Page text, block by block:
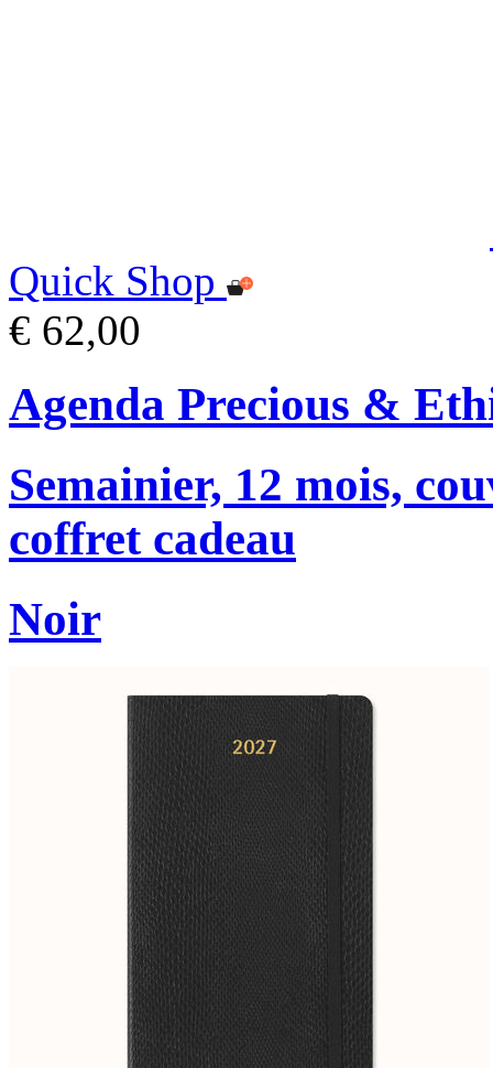
Quick Shop
€ 62,00
Agenda Precious &
Semainier, 12 mois,
coffret cadeau
Noir